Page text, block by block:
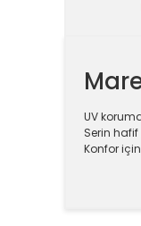
UV
Serin
Konfor